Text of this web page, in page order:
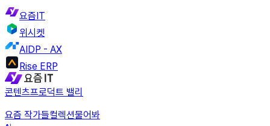
요즘IT
위시켓
AIDP - AX
Rise ERP
콘텐츠프로덕트 밸리
요즘 작가들컬렉션물어봐